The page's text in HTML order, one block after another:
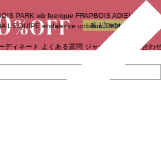
PARK wb feerique FRAPBOIS ADIEU
L'EQUIPE endalence unbilanc BIGI online store
ディネート よくある質問 ジャーナル お問い合わ